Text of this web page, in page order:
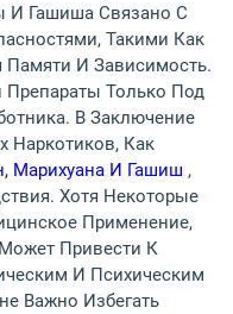
И Гашиша Связано С
Такими Как
Памяти И Зависимость.
Только Под
В Заключение
Наркотиков, Как
Марихуана И Гашиш ,
Хотя Некоторые
Применение,
Привести К
И Психическим
Важно Избегать